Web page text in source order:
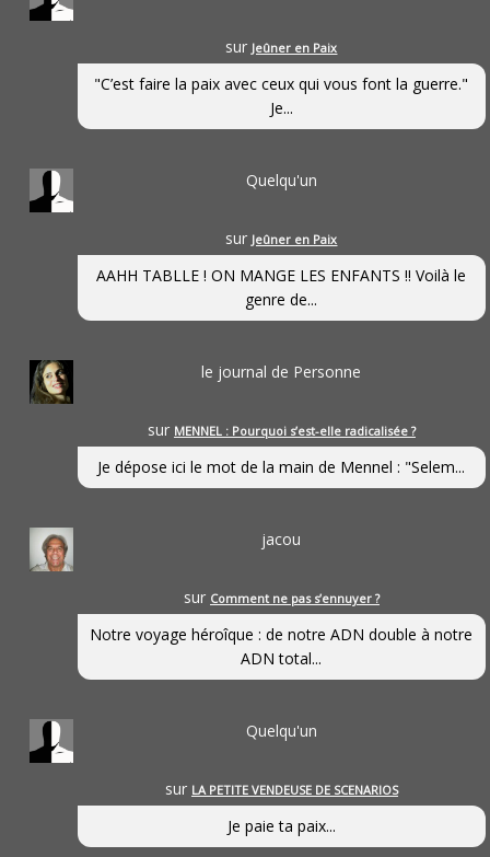
sur Jeûner en Paix
"C’est faire la paix avec ceux qui vous font la guerre."
Je...
Quelqu'un
sur Jeûner en Paix
AAHH TABLLE ! ON MANGE LES ENFANTS !! Voilà le
genre de...
le journal de Personne
sur MENNEL : Pourquoi s’est-elle radicalisée ?
Je dépose ici le mot de la main de Mennel : "Selem...
jacou
sur Comment ne pas s’ennuyer ?
Notre voyage héroîque : de notre ADN double à notre
ADN total...
Quelqu'un
sur LA PETITE VENDEUSE DE SCENARIOS
Je paie ta paix...